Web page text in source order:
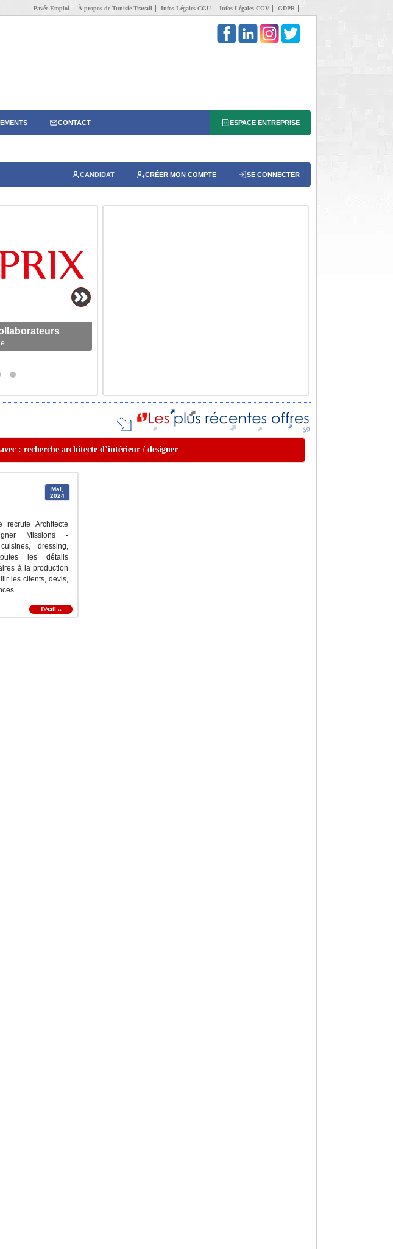
Pavée Emploi À propos de Tunisie Travail Infos Légales CGU Infos Légales CGV GDPR
CONTACT ESPACE ENTREPRISE
CANDIDAT CRÉER MON COMPTE SE CONNECTER
: recherche architecte d’intérieur / designer
Mai,
2024
recrute Architecte
Missions -
dressing,
les détails
à la production
les clients, devis,
...
Détail ››